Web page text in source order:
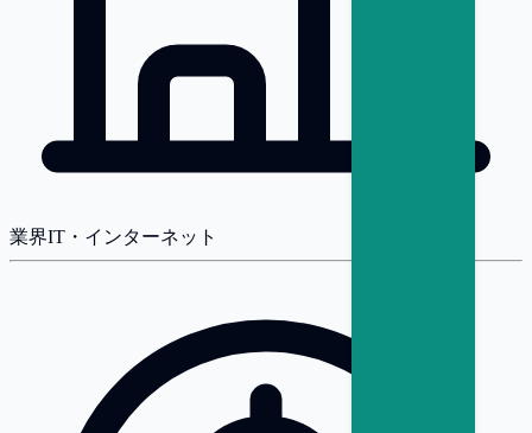
業界IT・インターネット